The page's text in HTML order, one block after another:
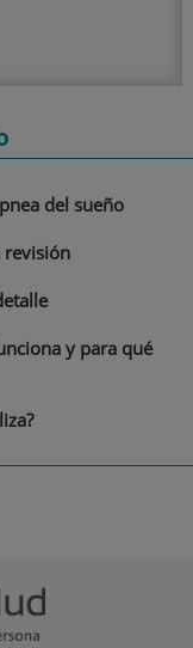
del sueño
revisión
y para qué